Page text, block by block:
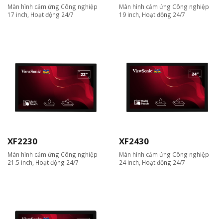
Màn hình cảm ứng Công nghiệp
17 inch, Hoạt động 24/7
Màn hình cảm ứng Công nghiệp
19 inch, Hoạt động 24/7
XF2230
Màn hình cảm ứng Công nghiệp
21.5 inch, Hoạt động 24/7
XF2430
Màn hình cảm ứng Công nghiệp
24 inch, Hoạt động 24/7